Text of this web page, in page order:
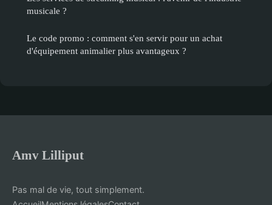
musicale ?
Le code promo : comment s'en servir pour un achat
d'équipement animalier plus avantageux ?
Amv Lilliput
Pas mal de vie, tout simplement.